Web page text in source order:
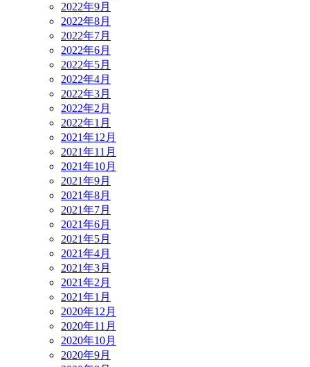
2022年9月
2022年8月
2022年7月
2022年6月
2022年5月
2022年4月
2022年3月
2022年2月
2022年1月
2021年12月
2021年11月
2021年10月
2021年9月
2021年8月
2021年7月
2021年6月
2021年5月
2021年4月
2021年3月
2021年2月
2021年1月
2020年12月
2020年11月
2020年10月
2020年9月